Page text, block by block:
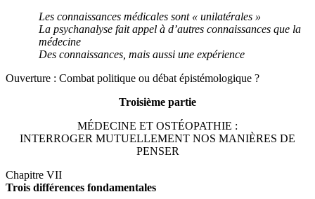
Les connaissances médicales sont « unilatérales »
La psychanalyse fait appel à d’autres connaissances que la
médecine
Des connaissances, mais aussi une expérience
Ouverture : Combat politique ou débat épistémologique ?
Troisième partie
MÉDECINE ET OSTÉOPATHIE :
INTERROGER MUTUELLEMENT NOS MANIÈRES DE
PENSER
Chapitre VII
Trois différences fondamentales